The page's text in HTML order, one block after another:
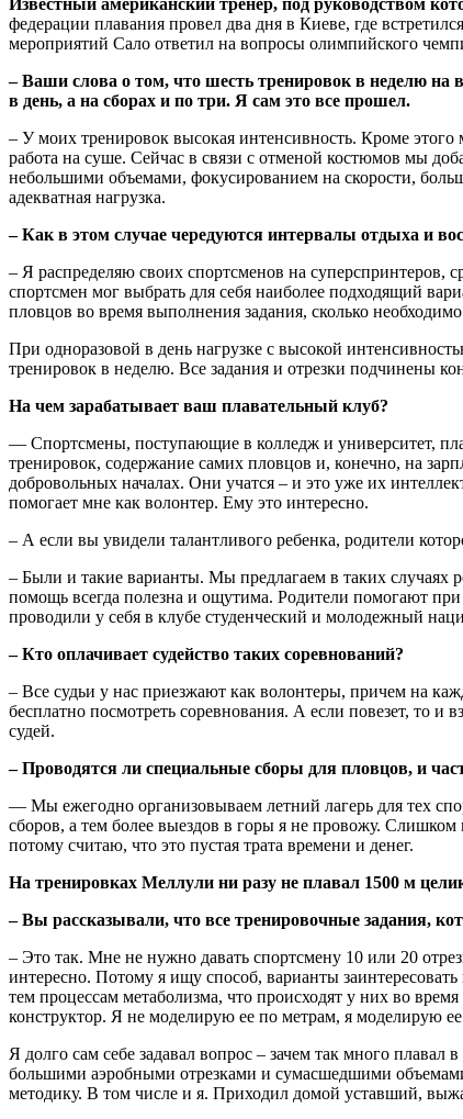
федерации плавания провел два дня в Киеве, где
мероприятий Сало ответил на вопросы олимпийского
– Ваши слова о том, что шесть тренировок в неделю на
в день, а на сборах и по три. Я сам это все прошел.
– У моих тренировок высокая интенсивность. Кроме
работа на суше. Сейчас в связи с отменой костюмов мы
небольшими объемами, фокусированием на скорости,
адекватная нагрузка.
– Как в этом случае чередуются интервалы отдыха и
– Я распределяю своих спортсменов на
спортсмен мог выбрать для себя наиболее подходящий
пловцов во время выполнения задания, сколько
При одноразовой в день нагрузке с высокой
тренировок в неделю. Все задания и отрезки подчинены
На чем зарабатывает ваш плавательный клуб?
— Спортсмены, поступающие в колледж и университет,
тренировок, содержание самих пловцов и, конечно, на
добровольных началах. Они учатся – и это уже их
помогает мне как волонтер. Ему это интересно.
– А если вы увидели талантливого ребенка, родители
– Были и такие варианты. Мы предлагаем в таких случаях
помощь всегда полезна и ощутима. Родители помогают
проводили у себя в клубе студенческий и молодежный
– Кто оплачивает судейство таких соревнований?
– Все судьи у нас приезжают как волонтеры, причем на
бесплатно посмотреть соревнования. А если повезет, то
судей.
– Проводятся ли специальные сборы для пловцов, и
— Мы ежегодно организовываем летний лагерь для тех
сборов, а тем более выездов в горы я не провожу.
потому считаю, что это пустая трата времени и денег.
На тренировках Меллули ни разу не плавал 1500 м
– Вы рассказывали, что все тренировочные задания,
– Это так. Мне не нужно давать спортсмену 10 или 20
интересно. Потому я ищу способ, варианты
тем процессам метаболизма, что происходят у них во
конструктор. Я не моделирую ее по метрам, я моделирую
Я долго сам себе задавал вопрос – зачем так много
большими аэробными отрезками и сумасшедшими
методику. В том числе и я. Приходил домой уставший,